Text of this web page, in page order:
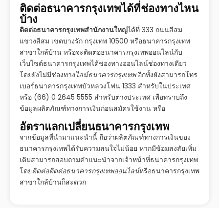
ติดต่อธนาคารกรุงเทพได้ที่ช่องทางไหน
บ้าง
ติดต่อธนาคารกรุงเทพสำนักงานใหญ่ได้ที่ 333 ถนนสีสม
แขวงสีสม เขตบางรัก กรุงเทพ 10500 หรือธนาคารกรุงเทพ
สาขาใกล้บ้าน หรือจะติดต่อธนาคารกรุงเทพออนไลน์กับ
เว็บไซต์ธนาคารกรุงเทพได้ช่องทางออนไลน์ช่องทางเดียว
โดยยังไม่มีช่องทางไลน์ธนาคารกรุงเทพอีกทั้งยังสามารถโทร
เบอร์ธนาคารกรุงเทพบัวหลวงโฟน 1333 สำหรับในประเทศ
หรือ (66) 0 2645 5555 สำหรับต่างประเทศ เพื่อทราบถึง
ข้อมูลผลิตภัณฑ์ทางการเงินก่อนสมัครใช้งาน หรือ
อัตราแลกเปลี่ยนธนาคารกรุงเทพ
จากข้อมูลที่นำมาแนะนำนี้ ถือว่าผลิตภัณฑ์ทางการเงินของ
ธนาคารกรุงเทพได้รับความสนใจไม่น้อย หากมีข้อมสงสัยเพิ่ม
เติมสามารถสอบถามคำแนะนำจากเจ้าหน้าที่ธนาคารกรุงเทพ
โดยติดต่อติดต่อธนาคารกรุงเทพออนไลน์หรือธนาคารกรุงเทพ
สาขาใกล้บ้านก็สะดวก